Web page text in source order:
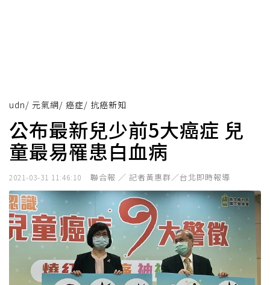
udn/ 元氣網/ 癌症/ 抗癌新知
公布最新兒少前5大癌症 兒
童最易罹患白血病
2021-03-31 11:46:10 聯合報 ／ 記者黃惠群／台北即時報導